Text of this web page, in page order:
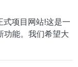
项目网站!这是一
功能。我们希望大